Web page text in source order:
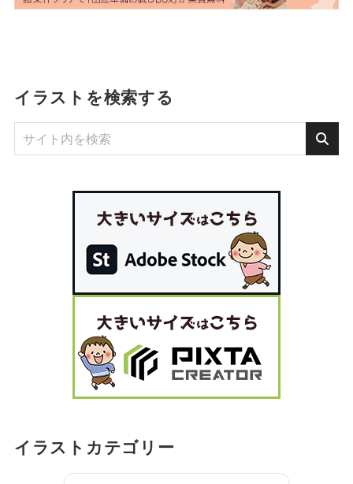
イラストを検索する
イラストカテゴリー